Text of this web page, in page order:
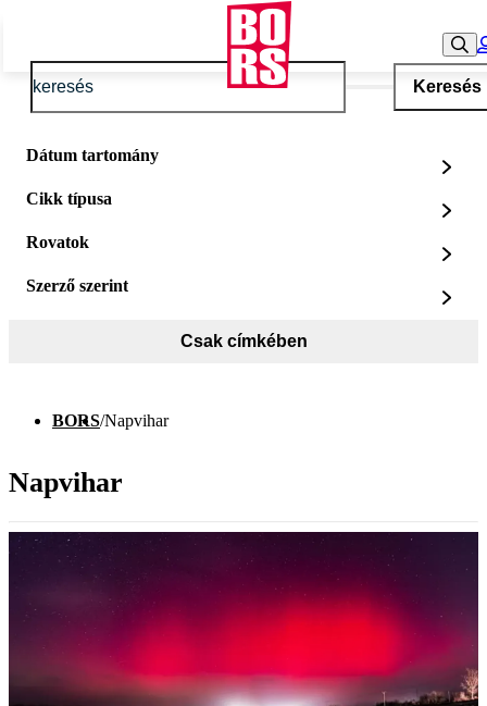
Keresés
Dátum tartomány
Cikk típusa
Rovatok
Szerző szerint
Csak címkében
BORS/Napvihar
Napvihar